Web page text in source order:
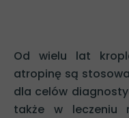
Od wielu lat
atropinę są
dla celów
także w leczeniu